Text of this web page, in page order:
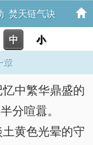
焚天链气诀
中 小
章
中繁华鼎盛的
分喧囂。
黄色光晕的守